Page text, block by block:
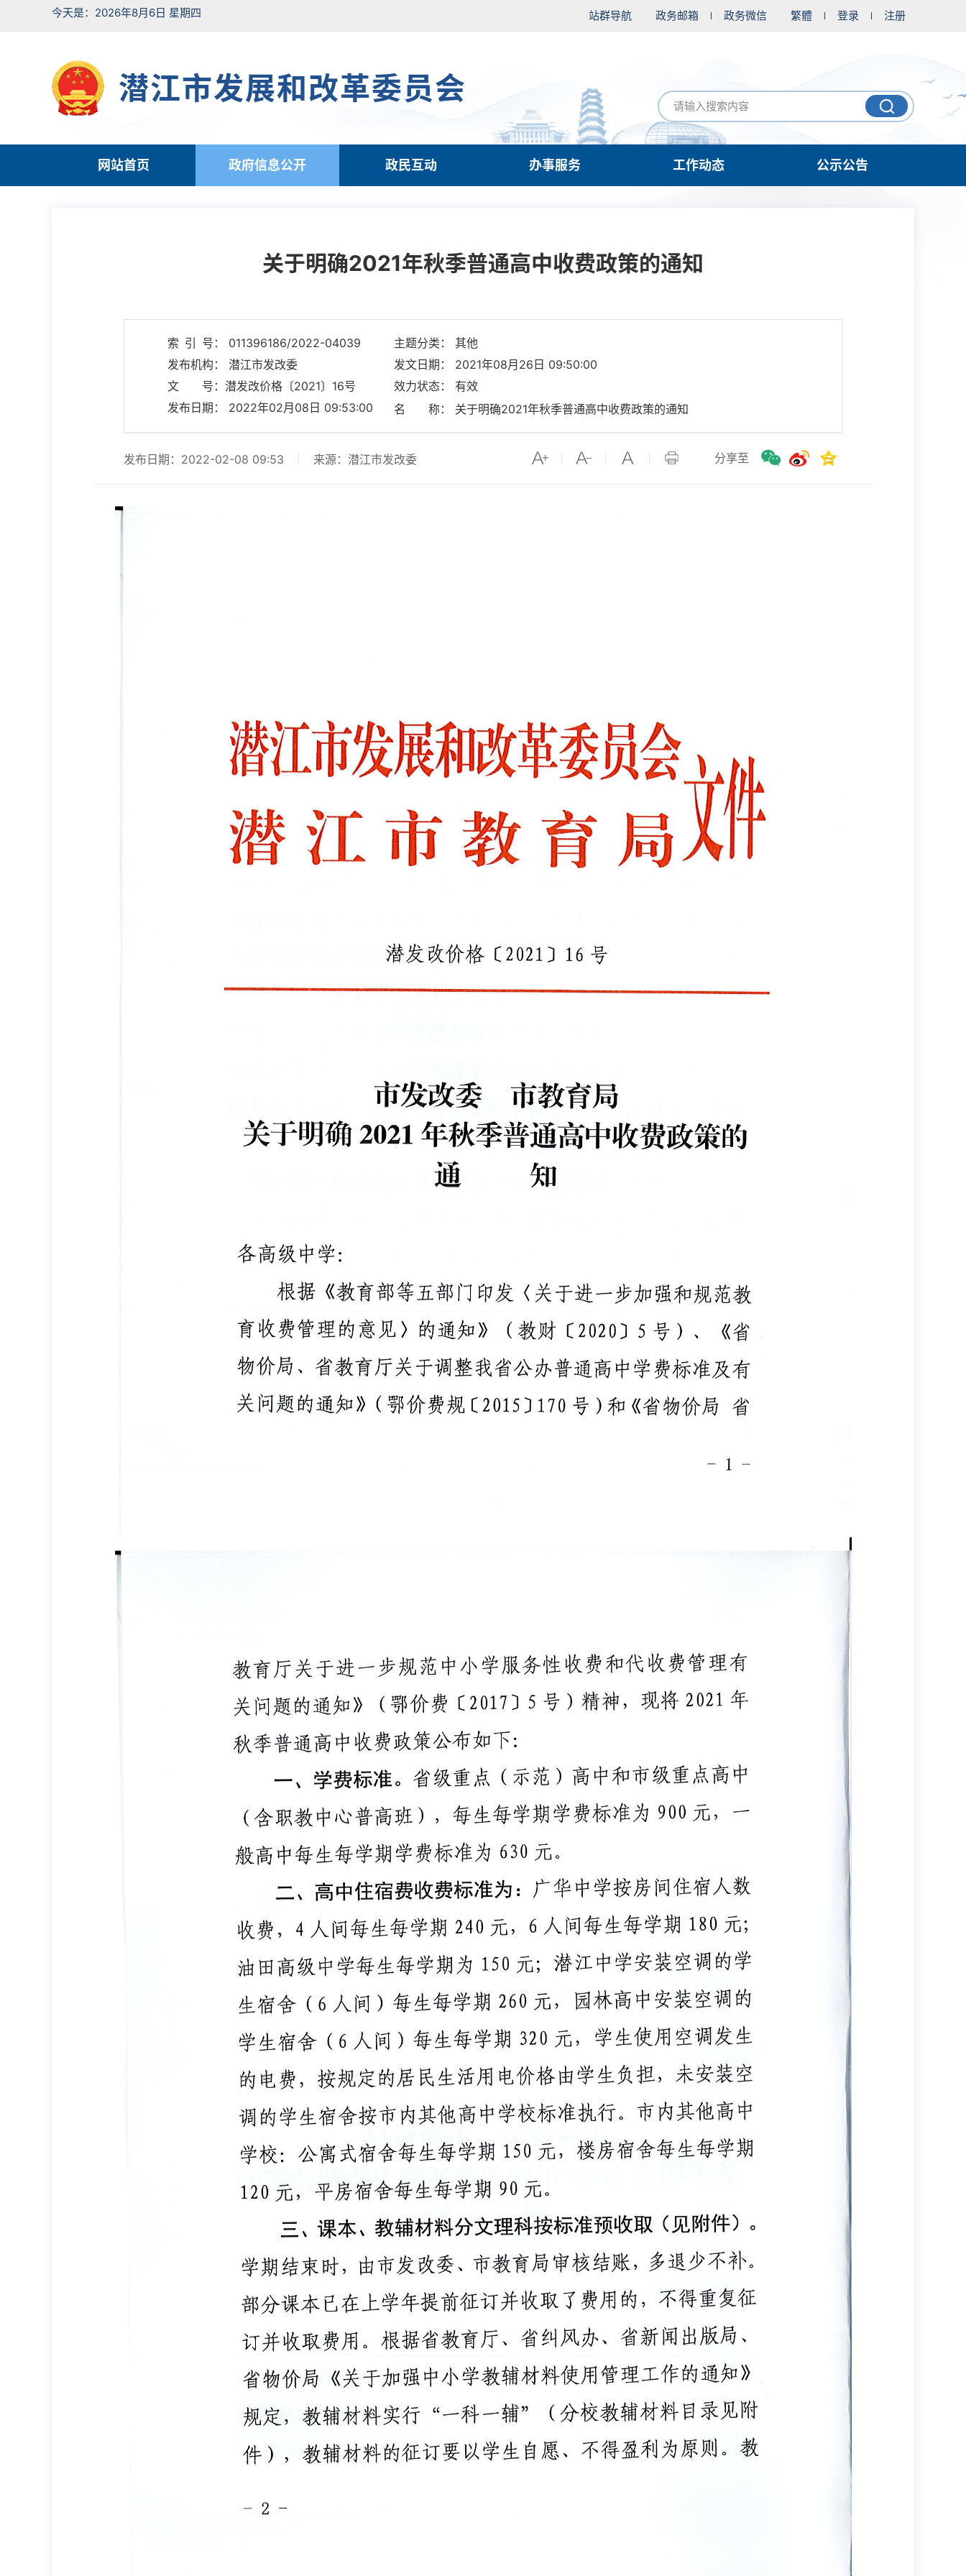
今天是：2026年8月6日 星期四 站群导航 政务邮箱 政务微信 繁體 登录 注册
潜江市发展和改革委员会
网站首页 政府信息公开 政民互动 办事服务 工作动态 公示公告
关于明确2021年秋季普通高中收费政策的通知
索 引 号： 011396186/2022-04039
主题分类： 其他
发布机构： 潜江市发改委
发文日期： 2021年08月26日 09:50:00
文 号：潜发改价格〔2021〕16号
效力状态： 有效
发布日期： 2022年02月08日 09:53:00
名 称： 关于明确2021年秋季普通高中收费政策的通知
分享至
发布日期：2022-02-08 09:53 来源：潜江市发改委